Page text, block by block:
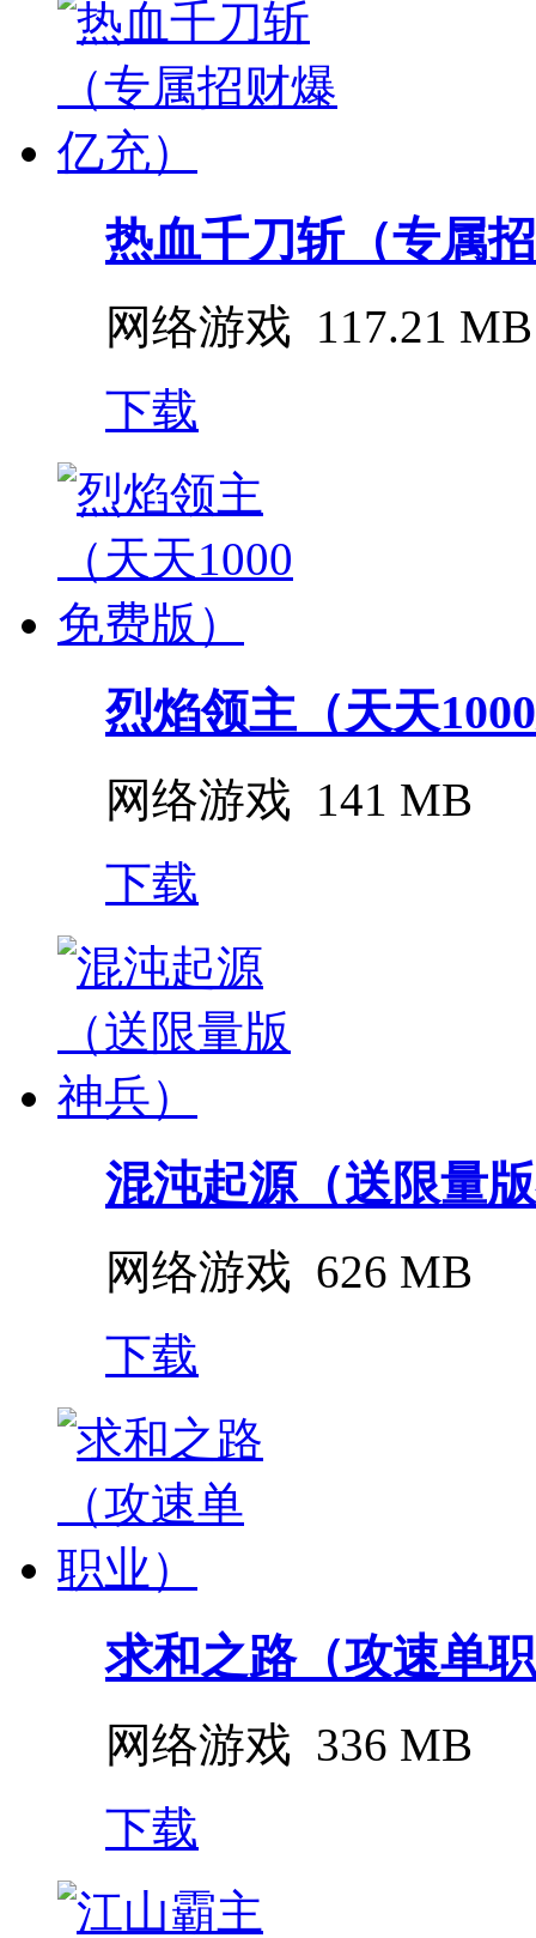
热血千刀斩（专属
网络游戏 117.21 MB
下载
烈焰领主（天天
网络游戏 141 MB
下载
混沌起源（送限量
网络游戏 626 MB
下载
求和之路（攻速单
网络游戏 336 MB
下载